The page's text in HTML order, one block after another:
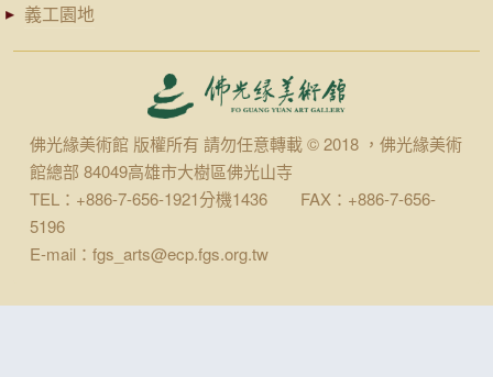
義工園地
佛光緣美術館 版權所有 請勿任意轉載 © 2018 ，佛光緣美術
館總部 84049高雄市大樹區佛光山寺
TEL：+886-7-656-1921分機1436 FAX：+886-7-656-
5196
E-mail：fgs_arts@ecp.fgs.org.tw